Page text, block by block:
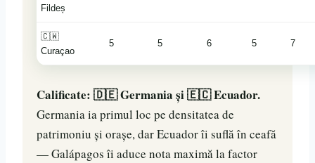
Fildeș
🇨🇼
Curaçao
5 5 6 5 7
Calificate: 🇩🇪 Germania și 🇪🇨 Ecuador.
Germania ia primul loc pe densitatea de
patrimoniu și orașe, dar Ecuador îi suflă în ceafă
— Galápagos îi aduce nota maximă la factor